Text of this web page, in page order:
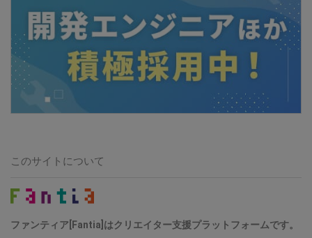
このサイトについて
ファンティア[Fantia]はクリエイター支援プラットフォームです。